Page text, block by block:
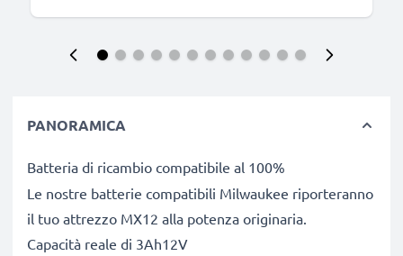
PANORAMICA
Batteria di ricambio compatibile al 100%
Le nostre batterie compatibili Milwaukee riporteranno
il tuo attrezzo MX12 alla potenza originaria.
Capacità reale di 3Ah12V